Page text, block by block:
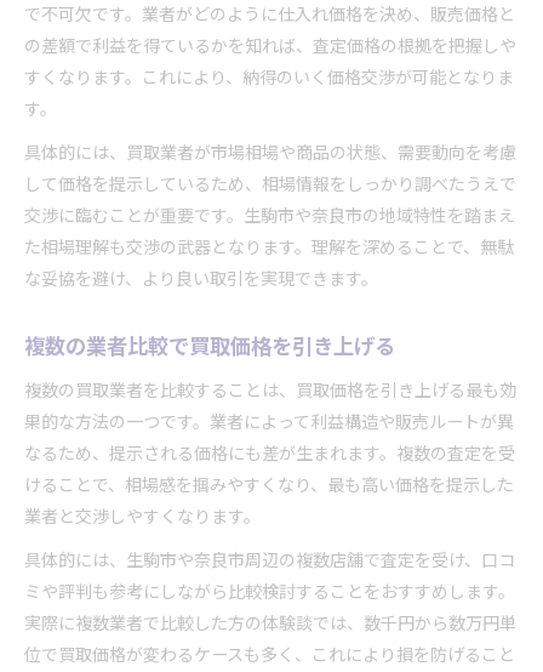
で不可欠です。業者がどのように仕入れ価格を決め、販売価格と
の差額で利益を得ているかを知れば、査定価格の根拠を把握しや
すくなります。これにより、納得のいく価格交渉が可能となりま
す。
具体的には、買取業者が市場相場や商品の状態、需要動向を考慮
して価格を提示しているため、相場情報をしっかり調べたうえで
交渉に臨むことが重要です。生駒市や奈良市の地域特性を踏まえ
た相場理解も交渉の武器となります。理解を深めることで、無駄
な妥協を避け、より良い取引を実現できます。
複数の業者比較で買取価格を引き上げる
複数の買取業者を比較することは、買取価格を引き上げる最も効
果的な方法の一つです。業者によって利益構造や販売ルートが異
なるため、提示される価格にも差が生まれます。複数の査定を受
けることで、相場感を掴みやすくなり、最も高い価格を提示した
業者と交渉しやすくなります。
具体的には、生駒市や奈良市周辺の複数店舗で査定を受け、口コ
ミや評判も参考にしながら比較検討することをおすすめします。
実際に複数業者で比較した方の体験談では、数千円から数万円単
位で買取価格が変わるケースも多く、これにより損を防げること